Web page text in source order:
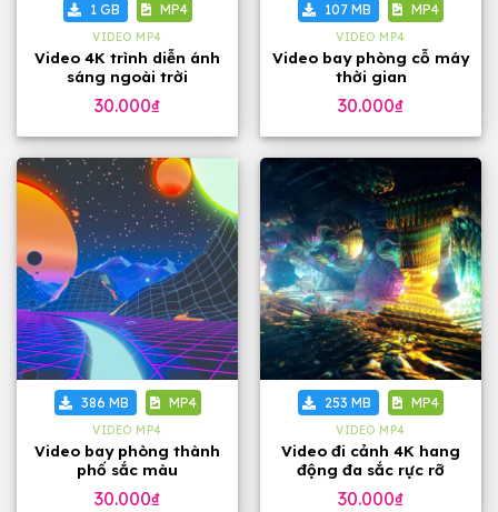
1 GB MP4
VIDEO MP4
Video 4K trình diễn ánh
sáng ngoài trời
30.000₫
107 MB MP4
VIDEO MP4
Video bay phòng cỗ máy
thời gian
30.000₫
386 MB MP4
VIDEO MP4
Video bay phòng thành
phố sắc màu
30.000₫
253 MB MP4
VIDEO MP4
Video đi cảnh 4K hang
động đa sắc rực rỡ
30.000₫